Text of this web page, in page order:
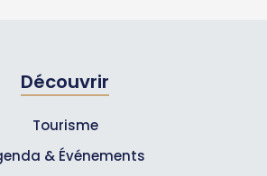
Découvrir
Tourisme
& Événements